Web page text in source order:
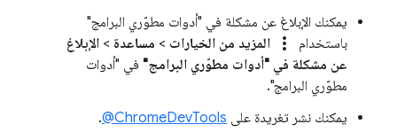
يمكنك الإبلاغ عن مشكلة في "أدوات مطوّري البرامج"
باستخدام
more_vert المزيد من الخيارات > مساعدة > الإبلاغ
عن مشكلة في "أدوات مطوّري البرامج" في "أدوات
مطوّري البرامج".
يمكنك نشر تغريدة على ‎@ChromeDevTools
.